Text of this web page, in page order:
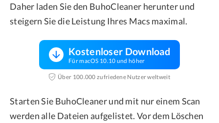
Daher laden Sie den BuhoCleaner herunter und
steigern Sie die Leistung Ihres Macs maximal.
Kostenloser Download
Für macOS 10.10 und höher
Über 100.000 zufriedene Nutzer weltweit
Starten Sie BuhoCleaner und mit nur einem Scan
werden alle Dateien aufgelistet. Vor dem Löschen